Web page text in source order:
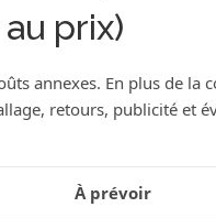
prix)
annexes. En plus de la
retours, publicité et
À prévoir